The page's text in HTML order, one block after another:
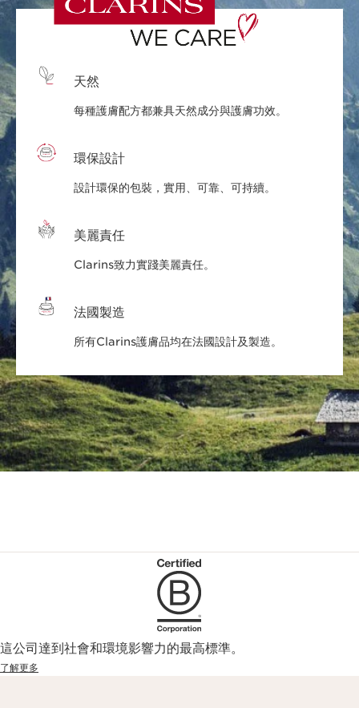
天然
每種護膚配方都兼具天然成分與護膚功效。
環保設計
設計環保的包裝，實用、可靠、可持續。
美麗責任
Clarins致力實踐美麗責任。
法國製造
所有Clarins護膚品均在法國設計及製造。
這公司達到社會和環境影響力的最高標準。
了解更多